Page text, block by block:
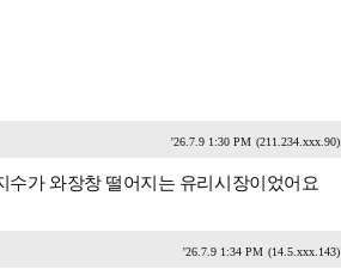
'26.7.9 1:30 PM (211.234.xxx.90)
가 와장창 떨어지는 유리시장이었어요
'26.7.9 1:34 PM (14.5.xxx.143)